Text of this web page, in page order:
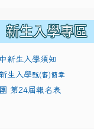
新生入學專區
新生入學須知
生入學甄(審)簡章
第24屆報名表